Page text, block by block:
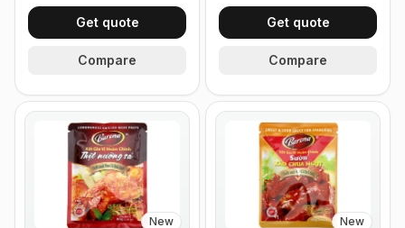
Get quote
Compare
Get quote
Compare
New New